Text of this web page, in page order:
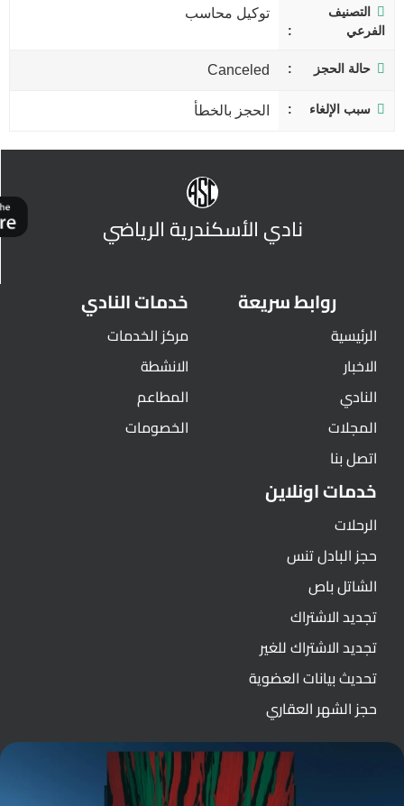
التصنيف
الفرعي
توكيل محاسب
حالة الحجز Canceled
سبب الإلغاء الحجز بالخطأ
نادي الأسكندرية الرياضي
روابط سريعة
الرئيسية
الاخبار
النادي
المجلات
اتصل بنا
خدمات النادي
مركز الخدمات
الانشطة
المطاعم
الخصومات
خدمات اونلاين
الرحلات
حجز البادل تنس
الشاتل باص
تجديد الاشتراك
تجديد الاشتراك للغير
تحديث بيانات العضوية
حجز الشهر العقاري